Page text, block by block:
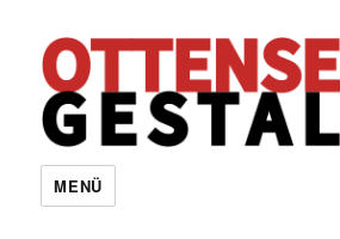
OTTENSER GESTALTEN
MENÜ